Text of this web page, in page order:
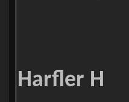
Harfler H